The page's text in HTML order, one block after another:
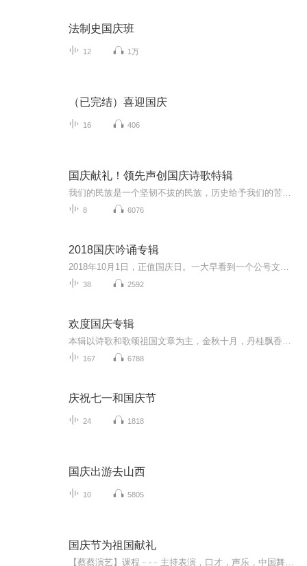
法制史国庆班
12 1万
（已完结）喜迎国庆
16 406
国庆献礼！领先声创国庆诗歌特辑
8 6076
2018国庆吟诵专辑
38 2592
欢度国庆专辑
167 6788
庆祝七一和国庆节
24 1818
国庆出游去山西
10 5805
国庆节为祖国献礼